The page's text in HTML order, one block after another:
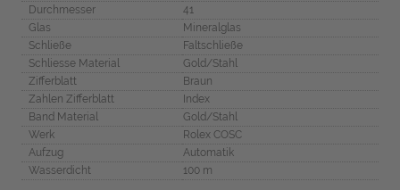
Durchmesser
41
Glas
Mineralglas
Schließe
Faltschließe
Schliesse Material
Gold/Stahl
Zifferblatt
Braun
Zahlen Zifferblatt
Index
Band Material
Gold/Stahl
Werk
Rolex COSC
Aufzug
Automatik
Wasserdicht
100 m